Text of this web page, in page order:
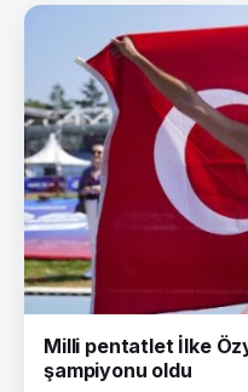
Milli pentatlet İlke
şampiyonu oldu